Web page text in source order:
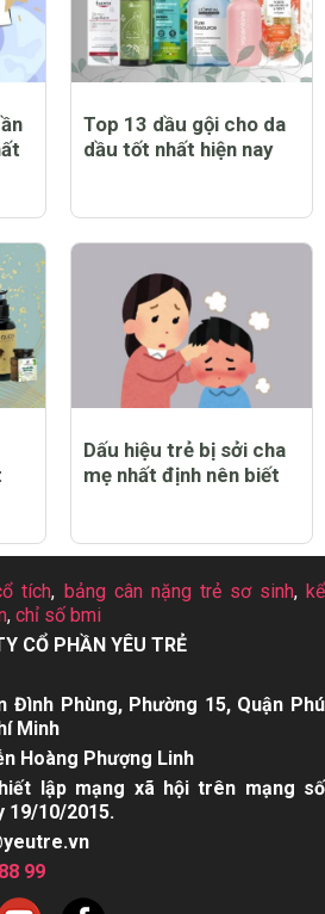
Top 13 dầu gội cho da
dầu tốt nhất hiện nay
Dấu hiệu trẻ bị sởi cha
mẹ nhất định nên biết
tích, bảng cân nặng trẻ sơ sinh,kể
, chỉ số bmi
CỔ PHẦN YÊU TRẺ
Đình Phùng, Phường 15, Quận Phú
Minh
Hoàng Phượng Linh
lập mạng xã hội trên mạng số
19/10/2015.
99